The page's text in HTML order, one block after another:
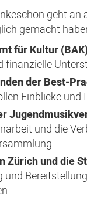
geht an
gemacht
für Kultur
finanzielle
der Best-
Einblicke und
und die
Zürich und die
und